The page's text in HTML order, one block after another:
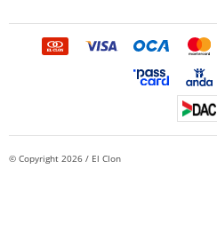
© Copyright 2026 / El Clon